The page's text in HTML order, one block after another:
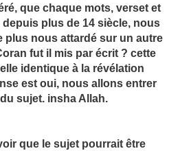
que chaque mots, verset et
plus de 14 siècle, nous
plus nous attardé sur un autre
fut il mis par écrit ? cette
identique à la révélation
est oui, nous allons entrer
sujet. insha Allah.
que le sujet pourrait être